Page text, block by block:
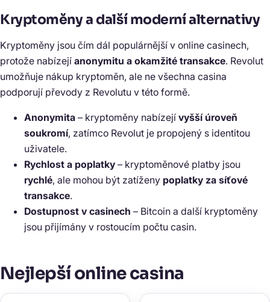
Kryptoměny a další moderní alternativy
Kryptoměny jsou čím dál populárnější v online casinech,
protože nabízejí anonymitu a okamžité transakce. Revolut
umožňuje nákup kryptoměn, ale ne všechna casina
podporují převody z Revolutu v této formě.
Anonymita – kryptoměny nabízejí vyšší úroveň
soukromí, zatímco Revolut je propojený s identitou
uživatele.
Rychlost a poplatky – kryptoměnové platby jsou
rychlé, ale mohou být zatíženy poplatky za síťové
transakce.
Dostupnost v casinech – Bitcoin a další kryptoměny
jsou přijímány v rostoucím počtu casin.
Nejlepší online casina